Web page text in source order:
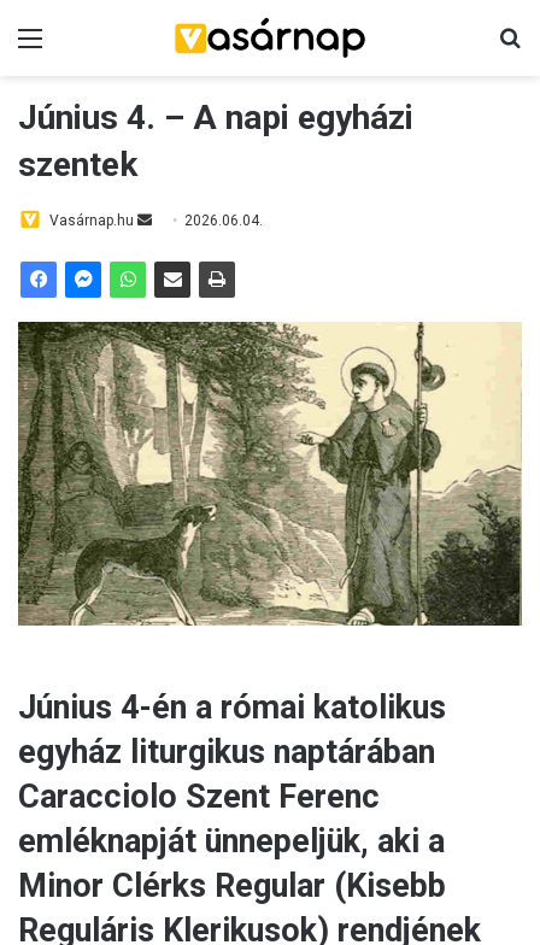
Június 4. – A napi egyházi
szentek
Vasárnap.hu
a
n
e
m
a
i
l
2026.06.04.
Június 4-én a római katolikus
egyház liturgikus naptárában
Caracciolo Szent Ferenc
emléknapját ünnepeljük, aki a
Minor Clérks Regular (Kisebb
Reguláris Klerikusok) rendjének